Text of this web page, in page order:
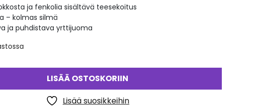
ja fenkolia sisältävä teesekoitus
– kolmas silmä
ja puhdistava yrttijuoma
LISÄÄ OSTOSKORIIN
Lisää suosikkeihin